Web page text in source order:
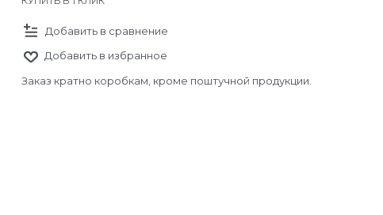
Добавить в сравнение
Добавить в избранное
Заказ кратно коробкам, кроме поштучной продукции.